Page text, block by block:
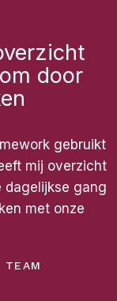
gebruikt
mij overzicht
dagelijkse gang
met onze
door
TEAM